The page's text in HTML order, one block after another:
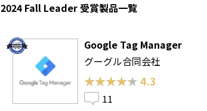
2024 Fall Leader 受賞製品一覧
Google Tag Manager
グーグル合同会社
★★★★★
★★★★★4.3
11